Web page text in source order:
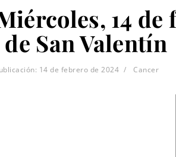
14 de
San Valentín
14 de febrero de 2024 Cancer